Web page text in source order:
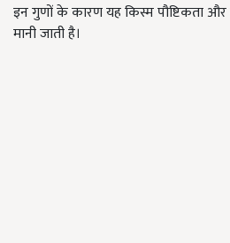
इन गुणों के कारण यह किस्म पौष्टिकता और
मानी जाती है।